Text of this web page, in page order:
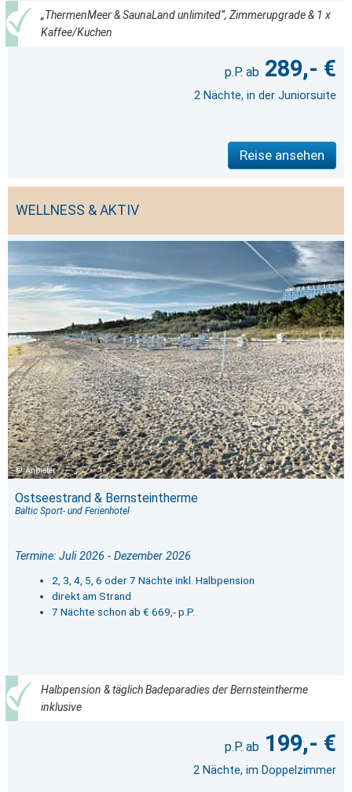
„ThermenMeer & SaunaLand unlimited“, Zimmerupgrade & 1 x
Kaffee/Kuchen
289,- €
2 Nächte, in der Juniorsuite
Reise ansehen
WELLNESS & AKTIV
Anbieter
Ostseestrand & Bernsteintherme
Baltic Sport- und Ferienhotel
Termine: Juli 2026 - Dezember 2026
2, 3, 4, 5, 6 oder 7 Nächte inkl. Halbpension
direkt am Strand
7 Nächte schon ab € 669,- p.P.
Halbpension & täglich Badeparadies der Bernsteintherme
inklusive
199,- €
2 Nächte, im Doppelzimmer